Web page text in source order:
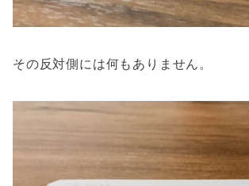
その反対側には何もありません。